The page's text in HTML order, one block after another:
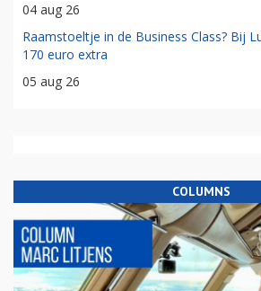
04 aug 26
Raamstoeltje in de Business Class? Bij
170 euro extra
05 aug 26
COLUMNS